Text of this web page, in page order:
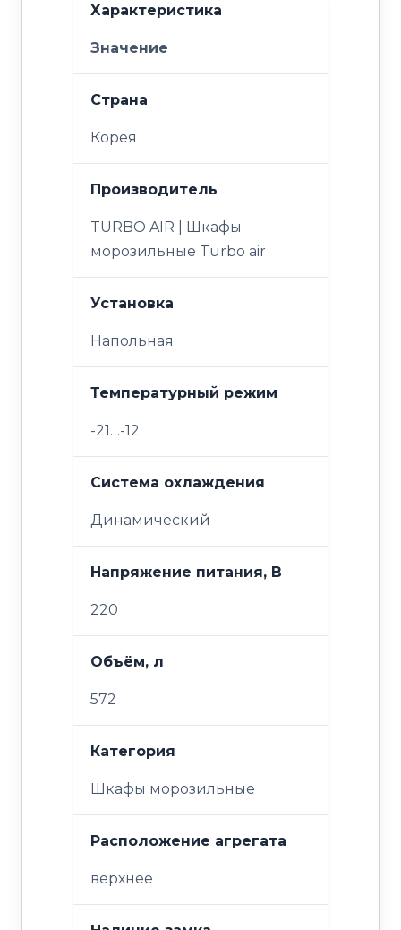
Характеристика
Значение
Страна
Корея
Производитель
TURBO AIR | Шкафы
морозильные Turbo air
Установка
Напольная
Температурный режим
-21…-12
Система охлаждения
Динамический
Напряжение питания, В
220
Объём, л
572
Категория
Шкафы морозильные
Расположение агрегата
верхнее